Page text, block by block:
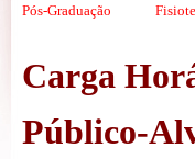
Pós-Graduação
Carga
Público-